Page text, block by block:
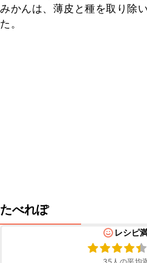
みかんは、薄皮と種を取り除
た。
たべれぽ
レシピ